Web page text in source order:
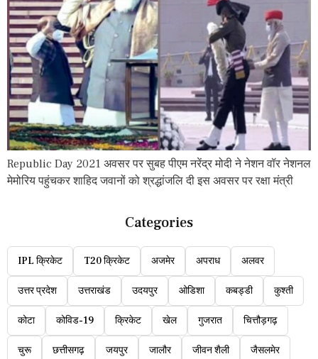
Republic Day 2021 अवसर पर सुबह पीएम नरेंद्र मोदी ने नेशन वॉर नेशनल
मेमोरिय पहुंचकर शाहिद जवानों को श्रद्धांजलि दी इस अवसर पर रक्षा मंत्री
Categories
IPL क्रिकेट T20 क्रिकेट अजमेर अपराध अलवर
उत्तर प्रदेश उत्तराखंड उदयपुर ओडिशा कबड्डी कुश्ती
कोटा कोविड-19 क्रिकेट खेल गुजरात चित्तौड़गढ़
चुरू छत्तीसगढ़ जयपुर जालौर जीवन शैली जैसलमेर